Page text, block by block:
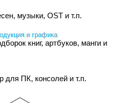
музыки, OST и т.п.
и графика
книг, артбуков, манги и
для ПК, консолей и т.п.